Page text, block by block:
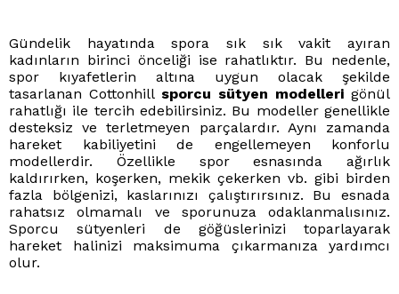
Gündelik hayatında spora sık sık vakit ayıran
kadınların birinci önceliği ise rahatlıktır. Bu nedenle,
spor kıyafetlerin altına uygun olacak şekilde
tasarlanan Cottonhill sporcu sütyen modelleri gönül
rahatlığı ile tercih edebilirsiniz. Bu modeller genellikle
desteksiz ve terletmeyen parçalardır. Aynı zamanda
hareket kabiliyetini de engellemeyen konforlu
modellerdir. Özellikle spor esnasında ağırlık
kaldırırken, koşerken, mekik çekerken vb. gibi birden
fazla bölgenizi, kaslarınızı çalıştırırsınız. Bu esnada
rahatsız olmamalı ve sporunuza odaklanmalısınız.
Sporcu sütyenleri de göğüslerinizi toparlayarak
hareket halinizi maksimuma çıkarmanıza yardımcı
olur.